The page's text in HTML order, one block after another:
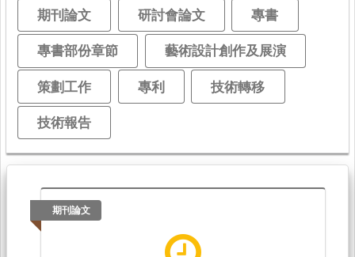
期刊論文 研討會論文 專書
專書部份章節 藝術設計創作及展演
策劃工作 專利 技術轉移
技術報告
期刊論文